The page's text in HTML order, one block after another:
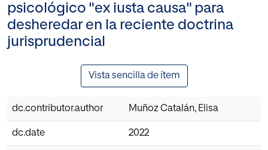
psicológico "ex iusta causa" para
desheredar en la reciente doctrina
jurisprudencial
Vista sencilla de ítem
dc.contributor.author Muñoz Catalán, Elisa
dc.date 2022